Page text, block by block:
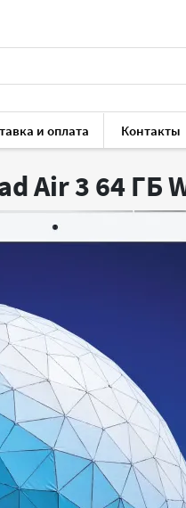
и оплата Контакты
Планшеты Apple iPad Air
Air 3 64 ГБ